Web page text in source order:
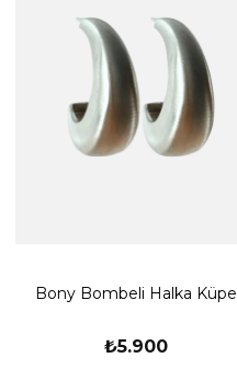
Bony Bombeli Halka Küpe
₺5.900